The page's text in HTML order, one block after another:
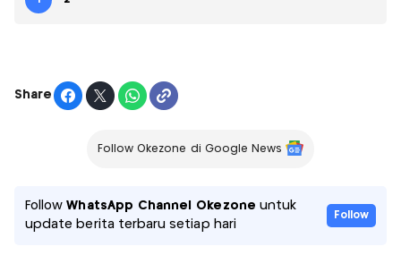
Share
Follow Okezone di Google News
FollowWhatsApp Channel Okezone untuk
update berita terbaru setiap hari
Follow